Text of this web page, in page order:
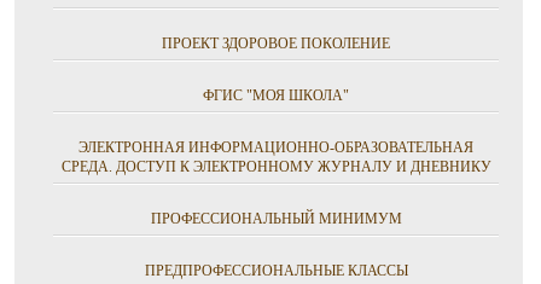
ПРОЕКТ ЗДОРОВОЕ ПОКОЛЕНИЕ
ФГИС "МОЯ ШКОЛА"
ЭЛЕКТРОННАЯ ИНФОРМАЦИОННО-ОБРАЗОВАТЕЛЬНАЯ
СРЕДА. ДОСТУП К ЭЛЕКТРОННОМУ ЖУРНАЛУ И ДНЕВНИКУ
ПРОФЕССИОНАЛЬНЫЙ МИНИМУМ
ПРЕДПРОФЕССИОНАЛЬНЫЕ КЛАССЫ